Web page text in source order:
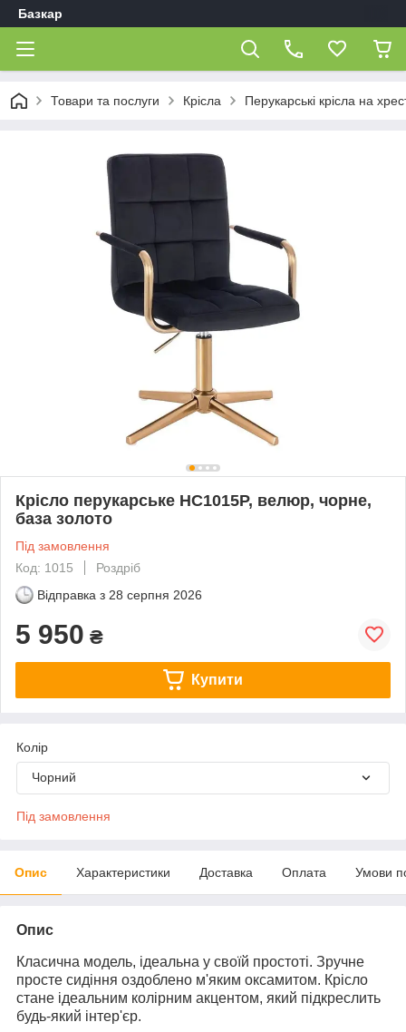
Базкар
Товари та послуги Крісла Перукарські крісла на
Крісло перукарське НС1015P, велюр, чорне,
база золото
Під замовлення
Код: 1015
Роздріб
Відправка з 28 серпня 2026
5 950 ₴
Купити
Колір
Чорний
Під замовлення
Опис Характеристики Доставка Оплата Умови
Опис
Класична модель, ідеальна у своїй простоті. Зручне
просте сидіння оздоблено м'яким оксамитом. Крісло
стане ідеальним колірним акцентом, який підкреслить
будь-який інтер'єр.